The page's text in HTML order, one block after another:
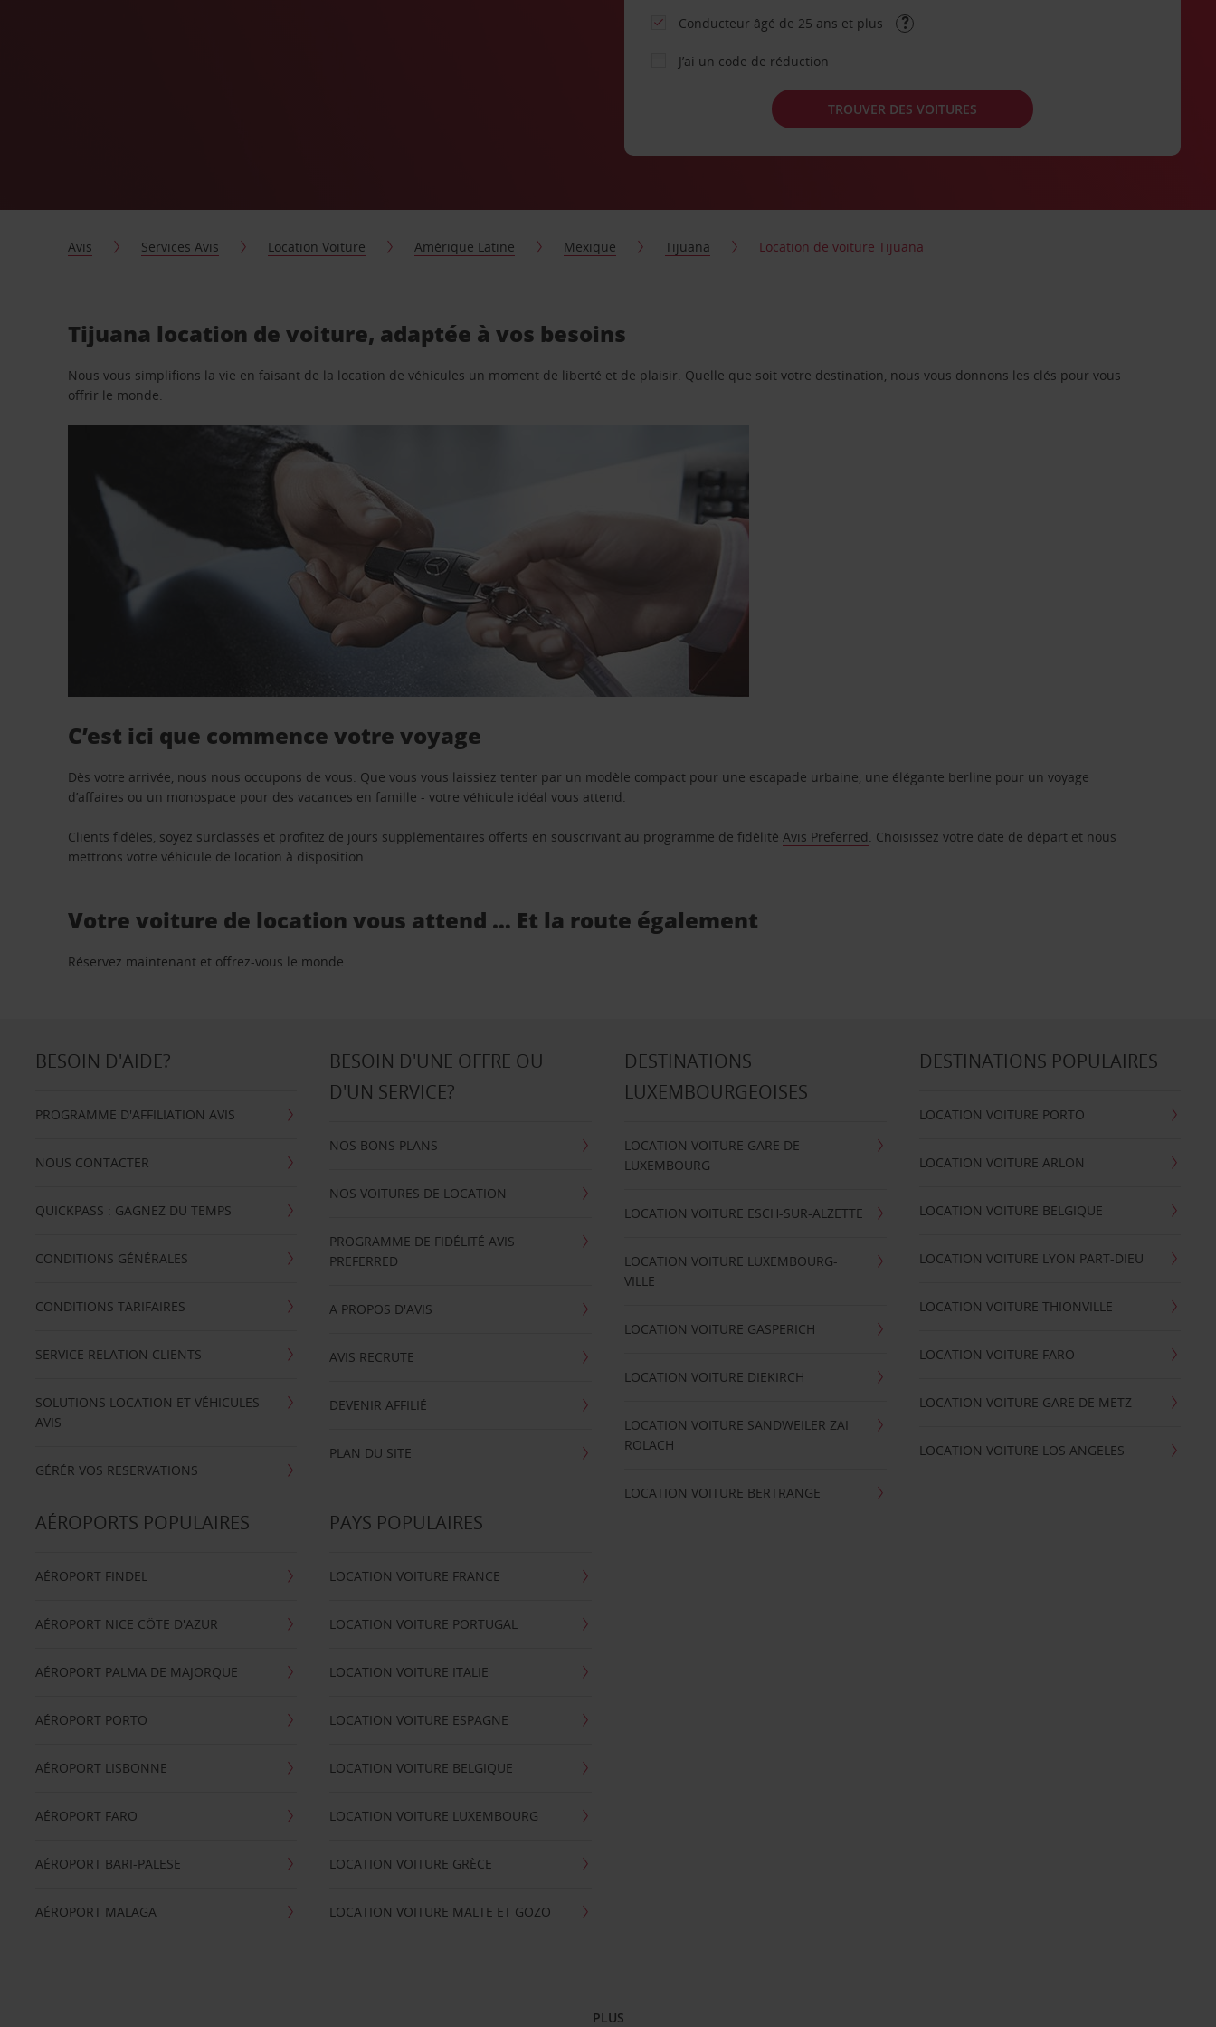
Conducteur âgé de 25 ans et plus
J’ai un code de réduction
TROUVER DES VOITURES
Avis Services Avis Location Voiture Amérique Latine Mexique Tijuana Location de voiture Tijuana
Tijuana location de voiture, adaptée à vos besoins
Nous vous simplifions la vie en faisant de la location de véhicules un moment de liberté et de plaisir. Quelle que soit votre destination, nous vous donnons les clés pour vous
offrir le monde.
C’est ici que commence votre voyage
Dès votre arrivée, nous nous occupons de vous. Que vous vous laissiez tenter par un modèle compact pour une escapade urbaine, une élégante berline pour un voyage
d’affaires ou un monospace pour des vacances en famille - votre véhicule idéal vous attend.
Clients fidèles, soyez surclassés et profitez de jours supplémentaires offerts en souscrivant au programme de fidélitéAvis Preferred. Choisissez votre date de départ et nous
mettrons votre véhicule de location à disposition.
Votre voiture de location vous attend … Et la route également
Réservez maintenant et offrez-vous le monde.
BESOIN D'AIDE?
PROGRAMME D'AFFILIATION AVIS
NOUS CONTACTER
QUICKPASS : GAGNEZ DU TEMPS
CONDITIONS GÉNÉRALES
CONDITIONS TARIFAIRES
SERVICE RELATION CLIENTS
SOLUTIONS LOCATION ET VÉHICULES
AVIS
GÉRÉR VOS RESERVATIONS
BESOIN D'UNE OFFRE OU
D'UN SERVICE?
NOS BONS PLANS
NOS VOITURES DE LOCATION
PROGRAMME DE FIDÉLITÉ AVIS
PREFERRED
A PROPOS D'AVIS
AVIS RECRUTE
DEVENIR AFFILIÉ
PLAN DU SITE
DESTINATIONS
LUXEMBOURGEOISES
LOCATION VOITURE GARE DE
LUXEMBOURG
LOCATION VOITURE ESCH-SUR-ALZETTE
LOCATION VOITURE LUXEMBOURG-
VILLE
LOCATION VOITURE GASPERICH
LOCATION VOITURE DIEKIRCH
LOCATION VOITURE SANDWEILER ZAI
ROLACH
LOCATION VOITURE BERTRANGE
DESTINATIONS POPULAIRES
LOCATION VOITURE PORTO
LOCATION VOITURE ARLON
LOCATION VOITURE BELGIQUE
LOCATION VOITURE LYON PART-DIEU
LOCATION VOITURE THIONVILLE
LOCATION VOITURE FARO
LOCATION VOITURE GARE DE METZ
LOCATION VOITURE LOS ANGELES
AÉROPORTS POPULAIRES
AÉROPORT FINDEL
AÉROPORT NICE CÖTE D'AZUR
AÉROPORT PALMA DE MAJORQUE
AÉROPORT PORTO
AÉROPORT LISBONNE
AÉROPORT FARO
AÉROPORT BARI-PALESE
AÉROPORT MALAGA
PAYS POPULAIRES
LOCATION VOITURE FRANCE
LOCATION VOITURE PORTUGAL
LOCATION VOITURE ITALIE
LOCATION VOITURE ESPAGNE
LOCATION VOITURE BELGIQUE
LOCATION VOITURE LUXEMBOURG
LOCATION VOITURE GRÈCE
LOCATION VOITURE MALTE ET GOZO
PLUS